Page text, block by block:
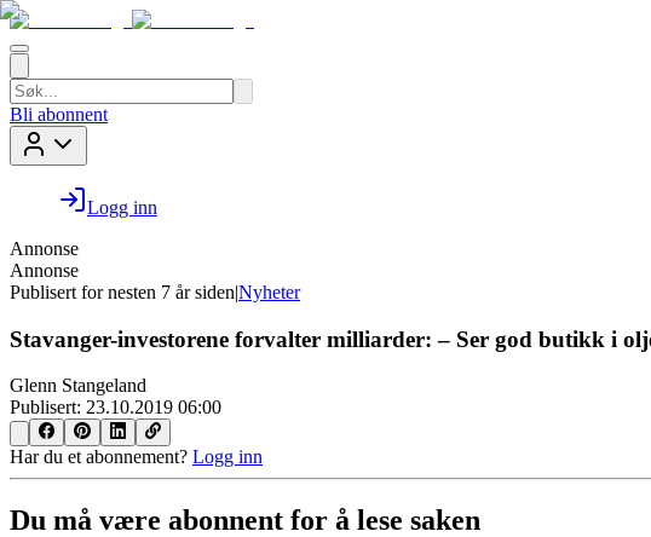
Bli abonnent
Logg inn
Annonse
Annonse
Publisert for nesten 7 år siden|Nyheter
Stavanger-investorene forvalter milliarder: – Ser god butikk i
Glenn Stangeland
Publisert: 23.10.2019 06:00
Har du et abonnement? Logg inn
Du må være abonnent for å lese saken